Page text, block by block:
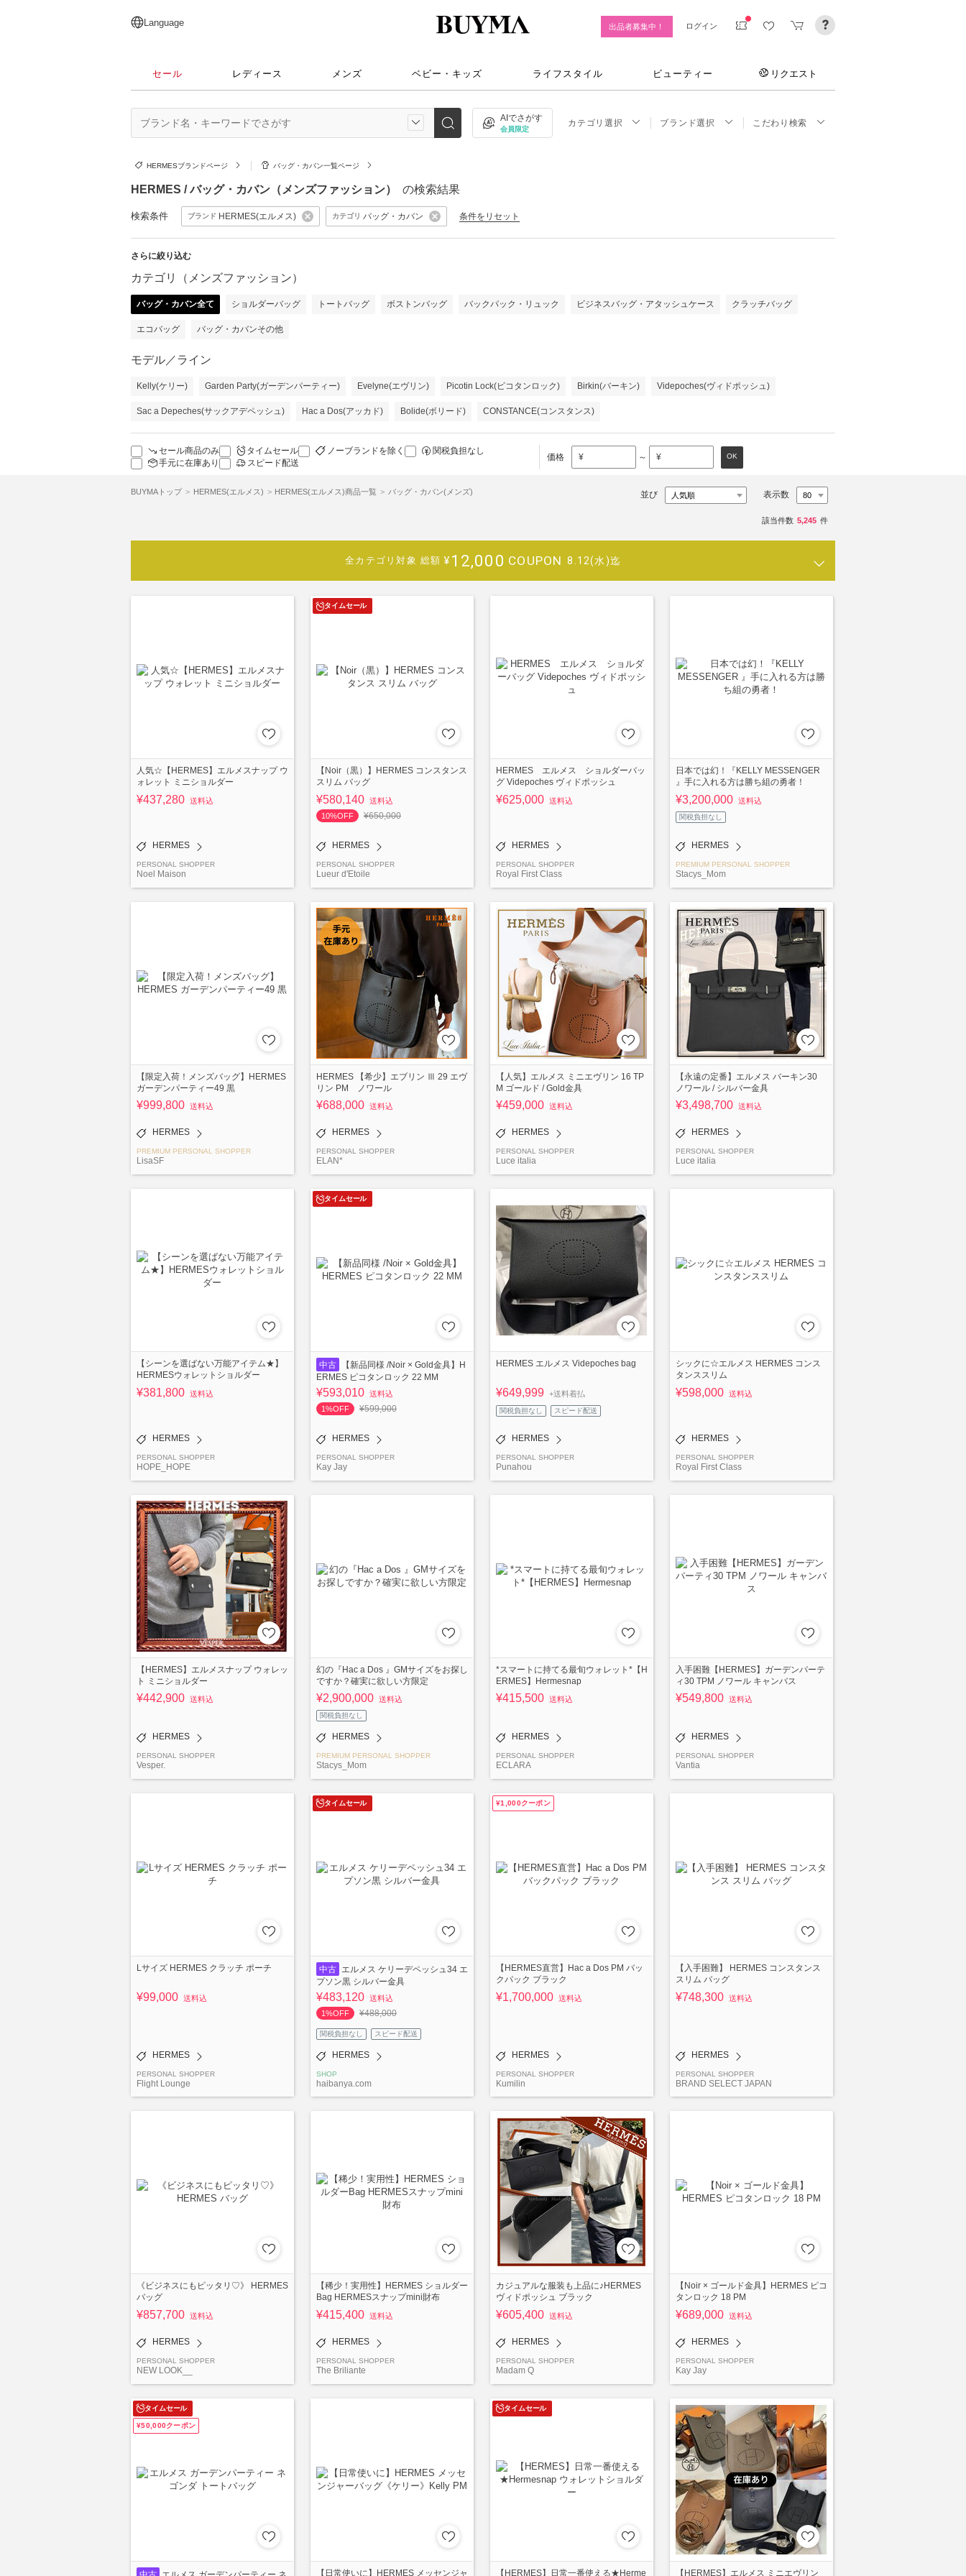
日本語
English
简体中文
繁體中文
Language 出品者募集中！ ログイン
セール レディース メンズ ベビー・キッズ ライフスタイル ビューティー リクエスト
AIでさがす
会員限定
カテゴリ選択 ブランド選択 こだわり検索
HERMESブランドページ バッグ・カバン一覧ページ
HERMES / バッグ・カバン（メンズファッション） の検索結果
検索条件 ブランド HERMES(エルメス) カテゴリ バッグ・カバン 条件をリセット
さらに絞り込む
カテゴリ（メンズファッション）
バッグ・カバン全て ショルダーバッグ トートバッグ ボストンバッグ バックパック・リュック ビジネスバッグ・アタッシュケース クラッチバッグ
エコバッグ バッグ・カバンその他
モデル／ライン
Kelly(ケリー) Garden Party(ガーデンパーティー) Evelyne(エヴリン) Picotin Lock(ピコタンロック) Birkin(バーキン) Videpoches(ヴィドポッシュ)
Sac a Depeches(サックアデペッシュ) Hac a Dos(アッカド) Bolide(ボリード) CONSTANCE(コンスタンス)
セール商品のみ タイムセール ノーブランドを除く
関税負担なし
手元に在庫あり
スピード配送
価格 ¥ ～ ¥ OK
BUYMAトップ HERMES(エルメス) HERMES(エルメス)商品一覧 バッグ・カバン(メンズ) 並び 表示数
該当件数 5,245 件
全カテゴリ対象 総額 ¥12,000 COUPON 8.12(水)迄
人気☆【HERMES】エルメスナップ ウ
ォレット ミニショルダー
¥437,280 送料込
HERMES
PERSONAL SHOPPER
Noel Maison
タイムセール
【Noir（黒）】HERMES コンスタンス
スリム バッグ
¥580,140 送料込
10%OFF
¥650,000
HERMES
PERSONAL SHOPPER
Lueur d'Etoile
HERMES エルメス ショルダーバッ
グ Videpoches ヴィドポッシュ
¥625,000 送料込
HERMES
PERSONAL SHOPPER
Royal First Class
日本では幻！『KELLY MESSENGER
』手に入れる方は勝ち組の勇者！
¥3,200,000 送料込
関税負担なし
HERMES
PREMIUM PERSONAL SHOPPER
Stacys_Mom
【限定入荷！メンズバッグ】HERMES
ガーデンパーティー49 黒
¥999,800 送料込
HERMES
PREMIUM PERSONAL SHOPPER
LisaSF
HERMES 【希少】エブリン Ⅲ 29 エヴ
リン PM ノワール
¥688,000 送料込
HERMES
PERSONAL SHOPPER
ELAN*
【人気】エルメス ミニエヴリン 16 TP
M ゴールド / Gold金具
¥459,000 送料込
HERMES
PERSONAL SHOPPER
Luce italia
【永遠の定番】エルメス バーキン30
ノワール / シルバー金具
¥3,498,700 送料込
HERMES
PERSONAL SHOPPER
Luce italia
【シーンを選ばない万能アイテム★】
HERMESウォレットショルダー
¥381,800 送料込
HERMES
PERSONAL SHOPPER
HOPE_HOPE
タイムセール
中古
【新品同様 /Noir × Gold金具】H
ERMES ピコタンロック 22 MM
¥593,010 送料込
1%OFF
¥599,000
HERMES
PERSONAL SHOPPER
Kay Jay
HERMES エルメス Videpoches bag
¥649,999 +送料着払
関税負担なし スピード配送
HERMES
PERSONAL SHOPPER
Punahou
シックに☆エルメス HERMES コンス
タンススリム
¥598,000 送料込
HERMES
PERSONAL SHOPPER
Royal First Class
【HERMES】エルメスナップ ウォレッ
ト ミニショルダー
¥442,900 送料込
HERMES
PERSONAL SHOPPER
Vesper.
幻の『Hac a Dos 』GMサイズをお探し
ですか？確実に欲しい方限定
¥2,900,000 送料込
関税負担なし
HERMES
PREMIUM PERSONAL SHOPPER
Stacys_Mom
*スマートに持てる最旬ウォレット*【H
ERMES】Hermesnap
¥415,500 送料込
HERMES
PERSONAL SHOPPER
ECLARA
入手困難【HERMES】ガーデンパーテ
ィ30 TPM ノワール キャンバス
¥549,800 送料込
HERMES
PERSONAL SHOPPER
Vantia
Lサイズ HERMES クラッチ ポーチ
¥99,000 送料込
HERMES
PERSONAL SHOPPER
Flight Lounge
タイムセール
中古
エルメス ケリーデペッシュ34 エ
プソン黒 シルバー金具
¥483,120 送料込
1%OFF
¥488,000
関税負担なし スピード配送
HERMES
SHOP
haibanya.com
¥1,000クーポン
【HERMES直営】Hac a Dos PM バッ
クパック ブラック
¥1,700,000 送料込
HERMES
PERSONAL SHOPPER
Kumilin
【入手困難】 HERMES コンスタンス
スリム バッグ
¥748,300 送料込
HERMES
PERSONAL SHOPPER
BRAND SELECT JAPAN
《ビジネスにもピッタリ♡》 HERMES
バッグ
¥857,700 送料込
HERMES
PERSONAL SHOPPER
NEW LOOK__
【稀少！実用性】HERMES ショルダー
Bag HERMESスナップmini財布
¥415,400 送料込
HERMES
PERSONAL SHOPPER
The Briliante
カジュアルな服装も上品に♪HERMES
ヴィドポッシュ ブラック
¥605,400 送料込
HERMES
PERSONAL SHOPPER
Madam Q
【Noir × ゴールド金具】HERMES ピコ
タンロック 18 PM
¥689,000 送料込
HERMES
PERSONAL SHOPPER
Kay Jay
タイムセール
¥50,000クーポン
【日常使いに】HERMES メッセンジャ
タイムセール
【HERMES】日常一番使える★Herme 【HERMES】エルメス ミニエヴリン